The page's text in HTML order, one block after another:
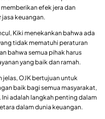
efek jera dan
keuangan.
Kiki menekankan bahwa ada
tidak mematuhi peraturan
bahwa semua pihak harus
yang baik dan ramah.
OJK bertujuan untuk
baik bagi semua masyarakat,
adalah langkah penting dalam
dalam dunia keuangan.